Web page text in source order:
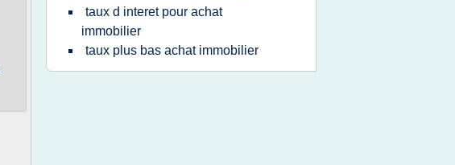
taux d interet pour achat
immobilier
taux plus bas achat immobilier